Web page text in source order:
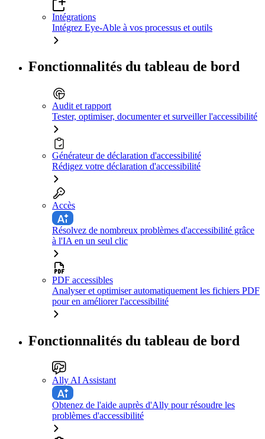
Intégrations
Intégrez Eye-Able à vos processus et outils
Fonctionnalités du tableau de bord
Audit et rapport
Tester, optimiser, documenter et surveiller l'accessibilité
Générateur de déclaration d'accessibilité
Rédigez votre déclaration d'accessibilité
Accès
Résolvez de nombreux problèmes d'accessibilité grâce
à l'IA en un seul clic
PDF accessibles
Analyser et optimiser automatiquement les fichiers PDF
pour en améliorer l'accessibilité
Fonctionnalités du tableau de bord
Ally AI Assistant
Obtenez de l'aide auprès d'Ally pour résoudre les
problèmes d'accessibilité